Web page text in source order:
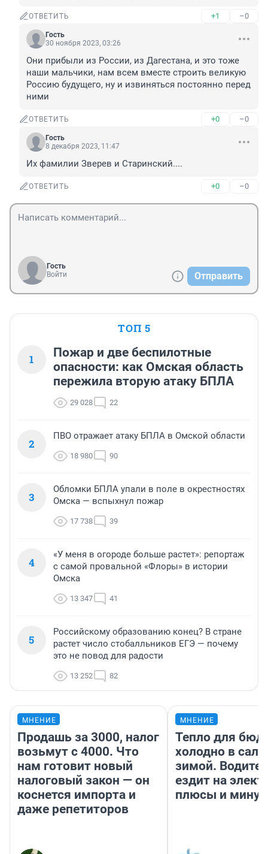
ОТВЕТИТЬ +1 –0
Гость
30 ноября 2023, 03:26
Они прибыли из России, из Дагестана, и это тоже
наши мальчики, нам всем вместе строить великую
Россию будущего, ну и извиняться постоянно перед
ними
ОТВЕТИТЬ +0 –0
Гость
8 декабря 2023, 11:47
Их фамилии Зверев и Старинский....
ОТВЕТИТЬ +0 –0
Гость
Войти
Отправить
ТОП 5
1
Пожар и две беспилотные
опасности: как Омская область
пережила вторую атаку БПЛА
29 028 22
2
ПВО отражает атаку БПЛА в Омской области
18 980 90
3
Обломки БПЛА упали в поле в окрестностях
Омска — вспыхнул пожар
17 738 39
4
«У меня в огороде больше растет»: репортаж
с самой провальной «Флоры» в истории
Омска
13 347 41
5
Российскому образованию конец? В стране
растет число стобалльников ЕГЭ — почему
это не повод для радости
13 252 82
МНЕНИЕ
Продашь за 3000, налог
возьмут с 4000. Что
нам готовит новый
налоговый закон — он
коснется импорта и
даже репетиторов
МНЕНИЕ
Тепло для
холодно в
зимой.
ездит на
плюсы и